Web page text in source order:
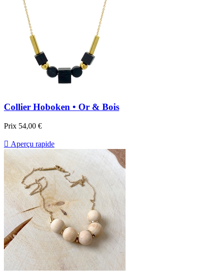
Collier Hoboken • Or & Bois
Prix 54,00 €
 Aperçu rapide